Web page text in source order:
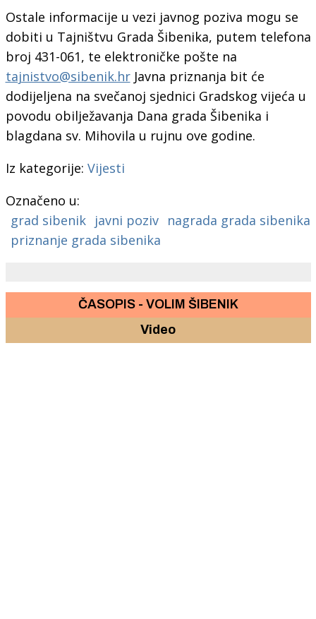
Ostale informacije u vezi javnog poziva mogu se
dobiti u Tajništvu Grada Šibenika, putem telefona
broj 431-061, te elektroničke pošte na
tajnistvo@sibenik.hrJavna priznanja bit će
dodijeljena na svečanoj sjednici Gradskog vijeća u
povodu obilježavanja Dana grada Šibenika i
blagdana sv. Mihovila u rujnu ove godine.
Iz kategorije: Vijesti
Označeno u:
grad sibenik javni poziv nagrada grada sibenika
priznanje grada sibenika
ČASOPIS - VOLIM ŠIBENIK
Video